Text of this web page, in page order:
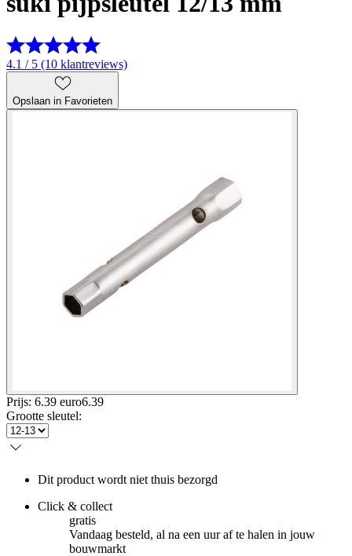
4.1 / 5 (10 klantreviews)
Opslaan in Favorieten
Prijs: 6.39 euro6.39
Grootte sleutel:
Dit product wordt niet thuis bezorgd
Click & collect
gratis
Vandaag besteld, al na een uur af te halen in jouw
bouwmarkt